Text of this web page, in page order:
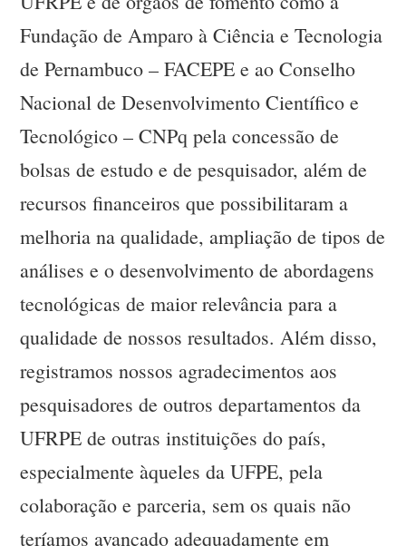
Fundação de Amparo à Ciência e Tecnologia
de Pernambuco – FACEPE e ao Conselho
Nacional de Desenvolvimento Científico e
Tecnológico – CNPq pela concessão de
bolsas de estudo e de pesquisador, além de
recursos financeiros que possibilitaram a
melhoria na qualidade, ampliação de tipos de
análises e o desenvolvimento de abordagens
tecnológicas de maior relevância para a
qualidade de nossos resultados. Além disso,
registramos nossos agradecimentos aos
pesquisadores de outros departamentos da
UFRPE de outras instituições do país,
especialmente àqueles da UFPE, pela
colaboração e parceria, sem os quais não
teríamos avançado adequadamente em